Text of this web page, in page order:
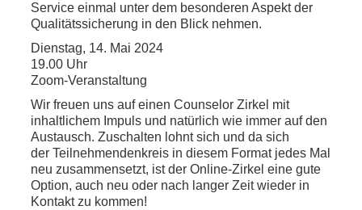
Service einmal unter dem besonderen Aspekt der
Qualitätssicherung in den Blick nehmen.
Dienstag, 14. Mai 2024
19.00 Uhr
Zoom-Veranstaltung
Wir freuen uns auf einen Counselor Zirkel mit
inhaltlichem Impuls und natürlich wie immer auf den
Austausch. Zuschalten lohnt sich und da sich
der Teilnehmendenkreisin diesem Format jedes Mal
neu zusammensetzt, ist der Online-Zirkel eine gute
Option, auch neu oder nach langer Zeit wieder in
Kontakt zu kommen!